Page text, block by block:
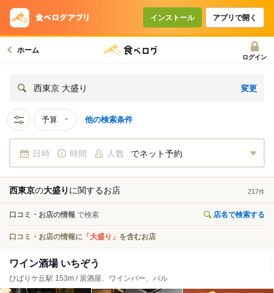
インストール アプリで開く
ホーム
ログイン
西東京 大盛り 変更
予算 他の検索条件
日時 時間 人数 でネット予約
西東京の大盛り に関するお店 217件
口コミ・お店の情報 で検索 店名で検索する
口コミ・お店の情報に 「大盛り」 を含むお店
ワイン酒場 いちぞう
ひばりケ丘駅 153m / 居酒屋、ワインバー、バル